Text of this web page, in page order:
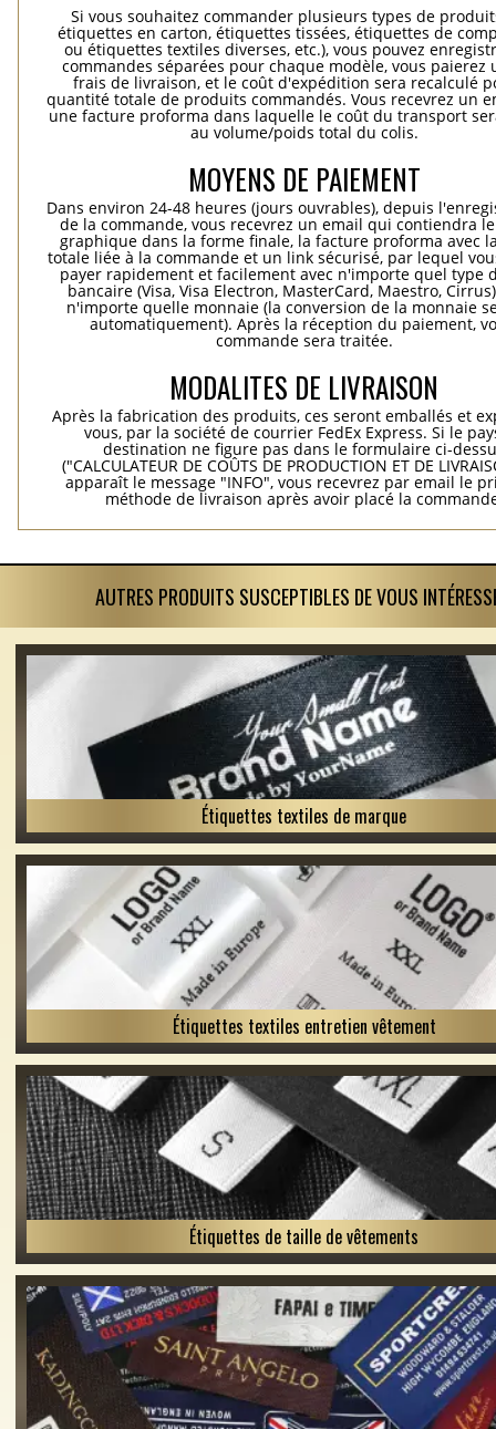
Si vous souhaitez commander plusieurs types de
étiquettes en carton, étiquettes tissées, étiquettes de
ou étiquettes textiles diverses, etc.), vous pouvez
commandes séparées pour chaque modèle, vous paierez
frais de livraison, et le coût d'expédition sera recalculé
quantité totale de produits commandés. Vous recevrez un
une facture proforma dans laquelle le coût du transport
au volume/poids total du colis.
MOYENS DE PAIEMENT
Dans environ 24-48 heures (jours ouvrables), depuis
de la commande, vous recevrez un email qui contiendra
graphique dans la forme finale, la facture proforma avec
totale liée à la commande et un link sécurisé, par lequel
payer rapidement et facilement avec n'importe quel type
bancaire (Visa, Visa Electron, MasterCard, Maestro,
n'importe quelle monnaie (la conversion de la monnaie
automatiquement). Après la réception du paiement,
commande sera traitée.
MODALITES DE LIVRAISON
Après la fabrication des produits, ces seront emballés et
vous, par la société de courrier FedEx Express. Si le
destination ne figure pas dans le formulaire ci-
("CALCULATEUR DE COÛTS DE PRODUCTION ET DE
apparaît le message "INFO", vous recevrez par email le
méthode de livraison après avoir placé la
AUTRES PRODUITS SUSCEPTIBLES DE VOUS
Étiquettes textiles de marque
Étiquettes textiles entretien vêtement
Étiquettes de taille de vêtements